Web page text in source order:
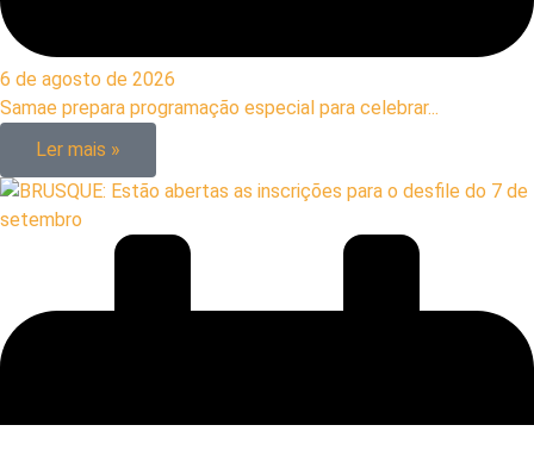
6 de agosto de 2026
Samae prepara programação especial para celebrar...
Ler mais »